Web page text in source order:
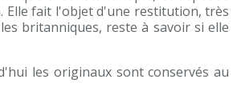
Elle fait l'objet d'une restitution, très
britanniques, reste à savoir si elle
les originaux sont conservés au